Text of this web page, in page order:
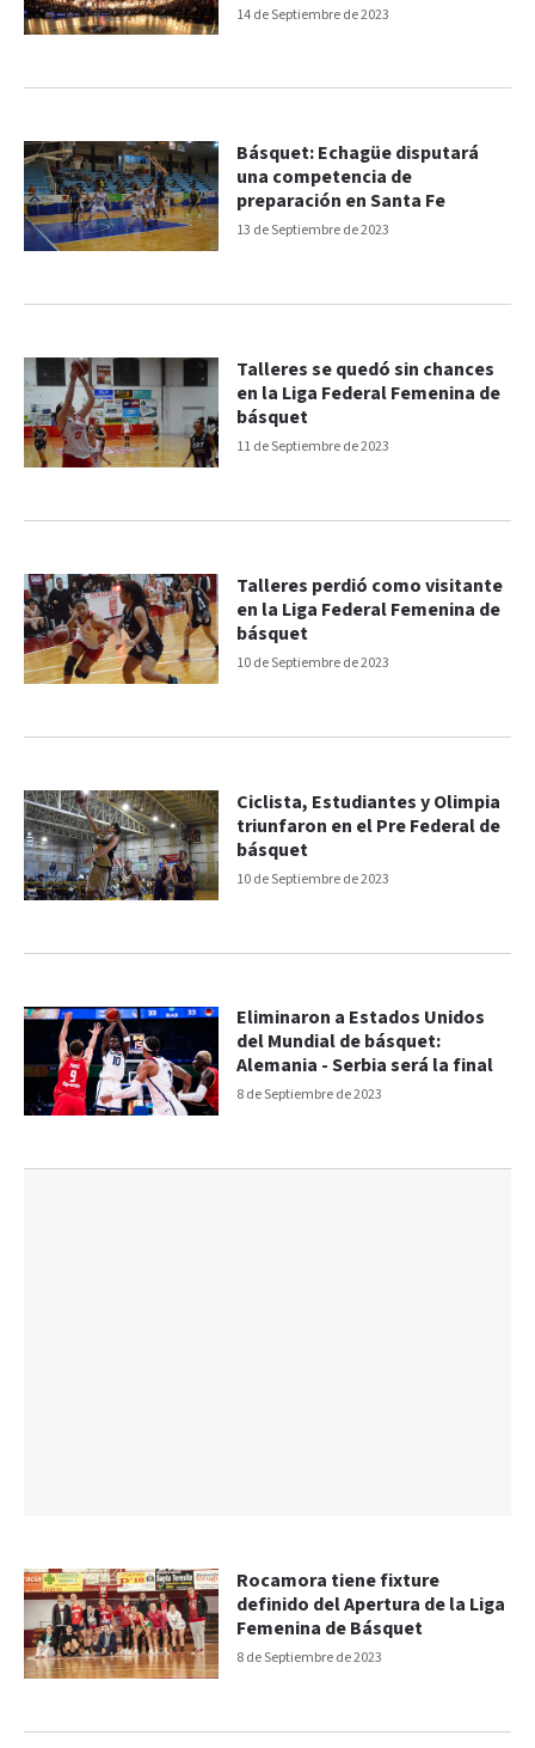
14 de Septiembre de 2023
13 de Septiembre de 2023
Básquet: Echagüe disputará
una competencia de
preparación en Santa Fe
11 de Septiembre de 2023
Talleres se quedó sin chances
en la Liga Federal Femenina de
básquet
10 de Septiembre de 2023
Talleres perdió como visitante
en la Liga Federal Femenina de
básquet
10 de Septiembre de 2023
Ciclista, Estudiantes y Olimpia
triunfaron en el Pre Federal de
básquet
8 de Septiembre de 2023
Eliminaron a Estados Unidos
del Mundial de básquet:
Alemania - Serbia será la final
8 de Septiembre de 2023
Rocamora tiene fixture
definido del Apertura de la Liga
Femenina de Básquet